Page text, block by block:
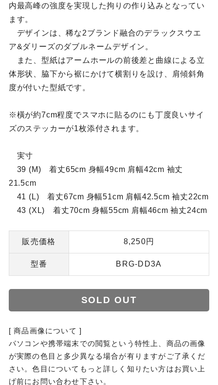
内最高峰の強度を実現した拘りの作り込みとなってい
ます。
デザインは、稀な2ブランド融合のデラックスウエ
ア&ダリーズのダブルネームデザイン。
また、型紙はアームホールの前後差と曲線による立
体形状、脇下から裾にかけて横割りを設け、肩傾斜角
度が付いた型紙です。
※橫が約7cm程度でスマホに貼るのにも丁度良いサイ
ズのステッカーが1枚添付されます。
実寸
39 (M) 着丈65cm 身幅49cm 肩幅42cm 袖丈
21.5cm
41 (L) 着丈67cm 身幅51cm 肩幅42.5cm 袖丈22cm
43 (XL) 着丈70cm 身幅55cm 肩幅46cm 袖丈24cm
販売価格 8,250円
型番 BRG-DD3A
SOLD OUT
[ 商品画像について ]
パソコンや携帯端末での閲覧という特性上、商品の画像
が実際の色目と多少異なる場合が有りますがご了承くだ
さい。色目についてもっと詳しく知りたい方はお買い上
げ前にお問い合わせ下さい。